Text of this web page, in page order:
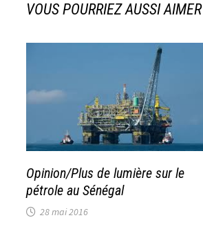
VOUS POURRIEZ AUSSI AIMER
Opinion/Plus de lumière sur le
pétrole au Sénégal
28 mai 2016